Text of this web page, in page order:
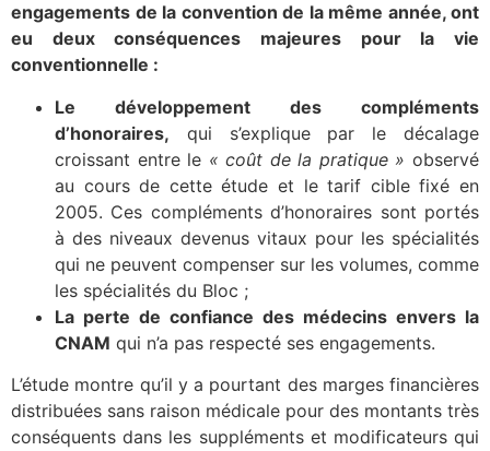
engagements de la convention de la même année, ont
eu deux conséquences majeures pour la vie
conventionnelle :
Le développement des compléments
d’honoraires, qui s’explique par le décalage
croissant entre le « coût de la pratique » observé
au cours de cette étude et le tarif cible fixé en
2005. Ces compléments d’honoraires sont portés
à des niveaux devenus vitaux pour les spécialités
qui ne peuvent compenser sur les volumes, comme
les spécialités du Bloc ;
La perte de confiance des médecins envers la
CNAM qui n’a pas respecté ses engagements.
L’étude montre qu’il y a pourtant des marges financières
distribuées sans raison médicale pour des montants très
conséquents dans les suppléments et modificateurs qui